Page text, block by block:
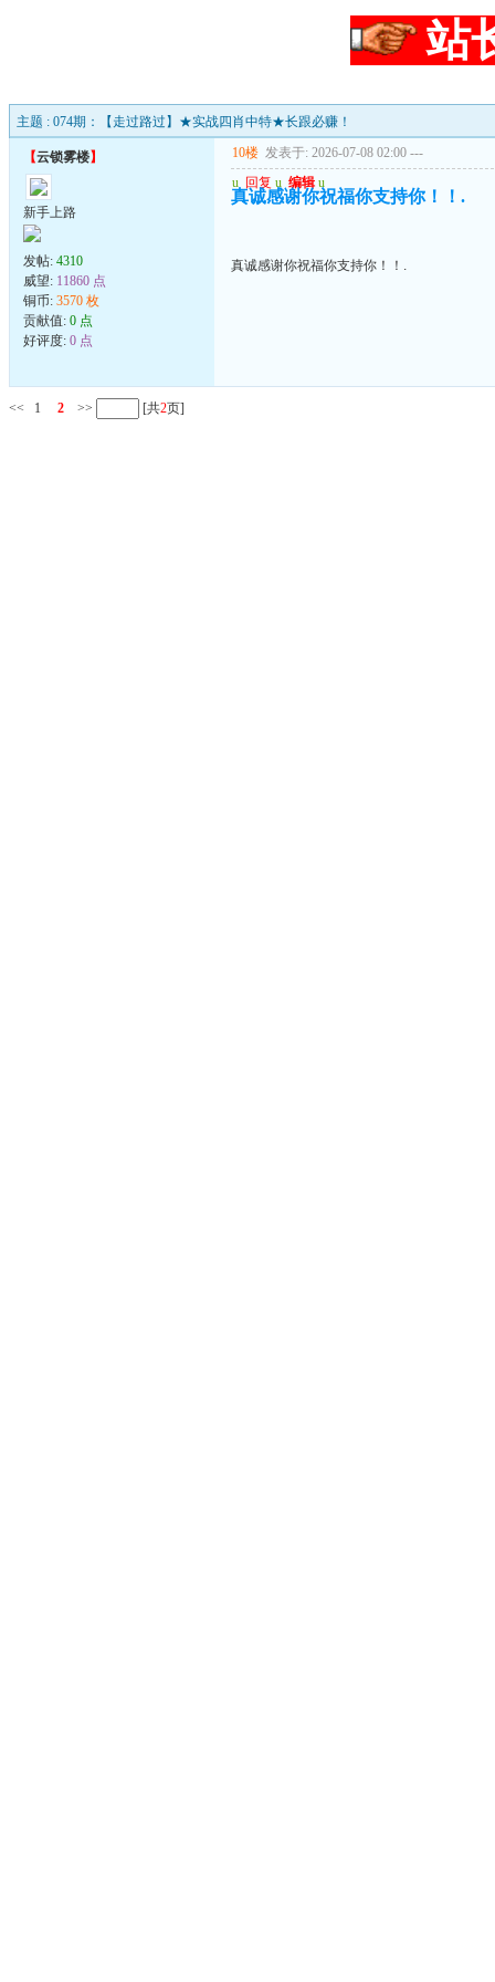
站
主题 : 074期：【走过路过】★实战四肖中特★长跟必赚！
【云锁雾楼】
新手上路
发帖: 4310
威望: 11860 点
铜币: 3570 枚
贡献值: 0 点
好评度: 0 点
10楼 发表于: 2026-07-08 02:00 ---
u 回复 u 编辑 u
真诚感谢你祝福你支持你！！.
真诚感谢你祝福你支持你！！.
<< 1 2 >> [共2页]